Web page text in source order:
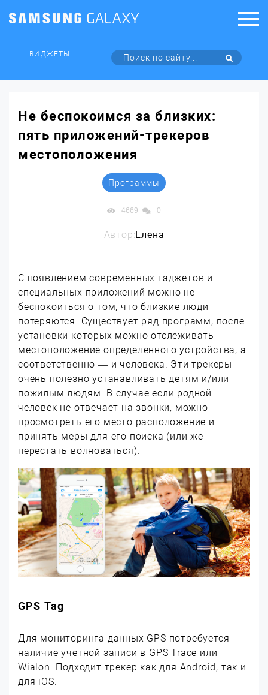
ВИДЖЕТЫ
Не беспокоимся за близких:
пять приложений-трекеров
местоположения
Программы
4669 0
Автор:Елена
С появлением современных гаджетов и
специальных приложений можно не
беспокоиться о том, что близкие люди
потеряются. Существует ряд программ, после
установки которых можно отслеживать
местоположение определенного устройства, а
соответственно — и человека. Эти трекеры
очень полезно устанавливать детям и/или
пожилым людям. В случае если родной
человек не отвечает на звонки, можно
просмотреть его место расположение и
принять меры для его поиска (или же
перестать волноваться).
GPS Tag
Для мониторинга данных GPS потребуется
наличие учетной записи в GPS Trace или
Wialon. Подходит трекер как для Android, так и
для iOS.